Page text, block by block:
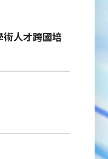
人才跨國培